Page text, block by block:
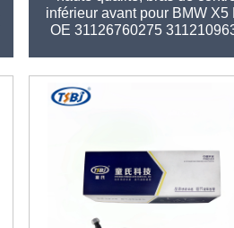
inférieur avant pour BMW X5
OE 31126760275